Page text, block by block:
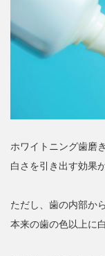
ホワイトニング歯磨
白さを引き出す効果
ただし、歯の内部か
本来の歯の色以上に